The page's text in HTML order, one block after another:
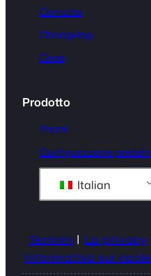
Contatto
Changelog
Circa
Prodotto
Prezzi
Configurazione
Italian
Termini | La privacy
Informativa sui